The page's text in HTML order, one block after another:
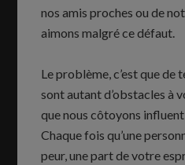
nos amis proches ou de
aimons malgré ce défaut.
Le problème, c’est que
sont autant d’obstacles à
que nous côtoyons
Chaque fois qu’une
peur, une part de votre